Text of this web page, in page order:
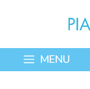
contenuto
MENU